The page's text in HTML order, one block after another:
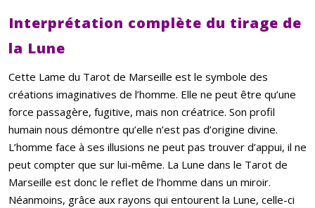
Interprétation complète du tirage de
la Lune
Cette Lame du Tarot de Marseille est le symbole des
créations imaginatives de l’homme. Elle ne peut être qu’une
force passagère, fugitive, mais non créatrice. Son profil
humain nous démontre qu’elle n’est pas d’origine divine.
L’homme face à ses illusions ne peut pas trouver d’appui, il ne
peut compter que sur lui-même. La Lune dans le Tarot de
Marseille est donc le reflet de l’homme dans un miroir.
Néanmoins, grâce aux rayons qui entourent la Lune, celle-ci